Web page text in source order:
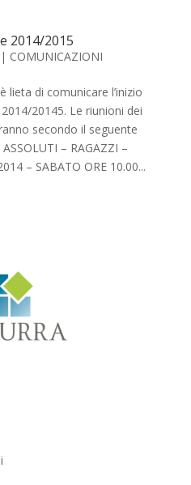
2014/2015
COMUNICAZIONI
lieta di comunicare l’inizio
20145. Le riunioni dei
secondo il seguente
– RAGAZZI –
– SABATO ORE 10.00...